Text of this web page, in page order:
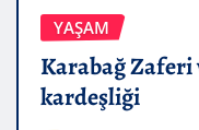
YAŞAM
Karabağ Zaferi
kardeşliği